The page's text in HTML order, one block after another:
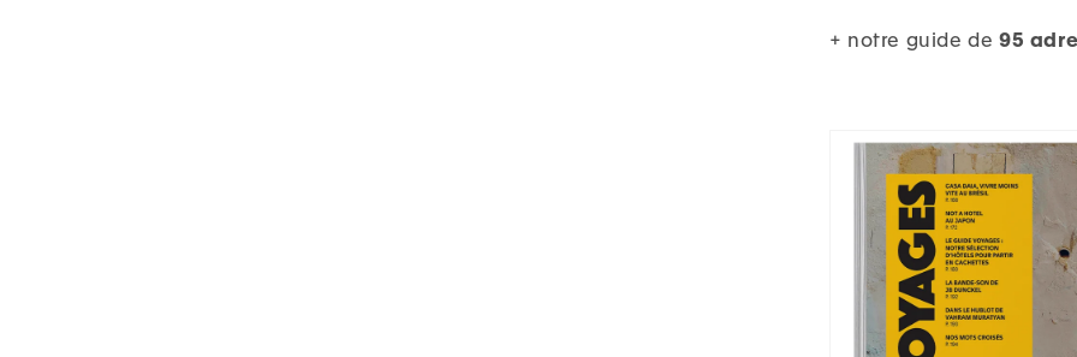
+ notre guide de 95